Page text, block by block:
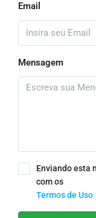
Email
Mensagem
Enviando esta
com os
Termos de Uso